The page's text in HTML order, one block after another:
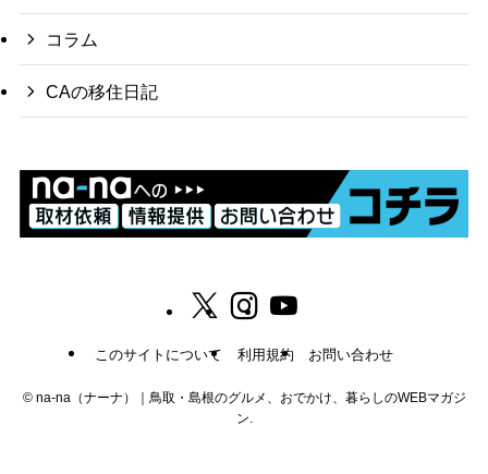
コラム
CAの移住日記
このサイトについて 利用規約 お問い合わせ
©na-na（ナーナ）｜鳥取・島根のグルメ、おでかけ、暮らしのWEBマガジ
ン.